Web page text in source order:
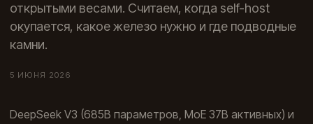
открытыми весами. Считаем, когда self-host
окупается, какое железо нужно и где подводные
камни.
5 ИЮНЯ 2026
DeepSeek V3 (685B параметров, MoE 37B активных) и